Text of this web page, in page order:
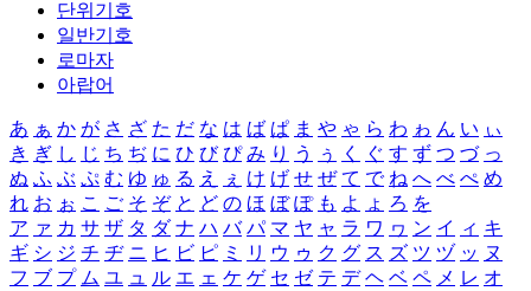
단위기호
일반기호
로마자
아랍어
あ ぁ か が さ ざ た だ な は ば ぱ ま や ゃ ら わ ゎ ん い ぃ
き ぎ し じ ち ぢ に ひ び ぴ み り う ぅ く ぐ す ず つ づ っ
ぬ ふ ぶ ぷ む ゆ ゅ る え ぇ け げ せ ぜ て で ね へ べ ぺ め
れ お ぉ こ ご そ ぞ と ど の ほ ぼ ぽ も よ ょ ろ を
ア ァ カ サ ザ タ ダ ナ ハ バ パ マ ヤ ャ ラ ワ ヮ ン イ ィ キ
ギ シ ジ チ ヂ ニ ヒ ビ ピ ミ リ ウ ゥ ク グ ス ズ ツ ヅ ッ ヌ
フ ブ プ ム ユ ュ ル エ ェ ケ ゲ セ ゼ テ デ ヘ ベ ペ メ レ オ